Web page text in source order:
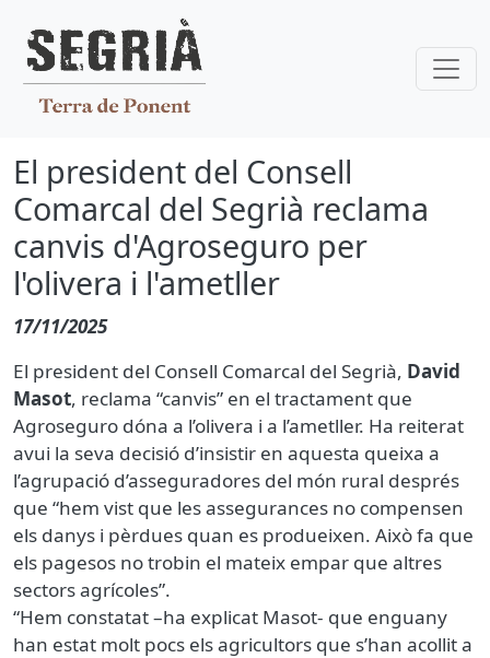
El president del Consell
Comarcal del Segrià reclama
canvis d'Agroseguro per
l'olivera i l'ametller
17/11/2025
El president del Consell Comarcal del Segrià, David
Masot, reclama “canvis” en el tractament que
Agroseguro dóna a l’olivera i a l’ametller. Ha reiterat
avui la seva decisió d’insistir en aquesta queixa a
l’agrupació d’asseguradores del món rural després
que “hem vist que les assegurances no compensen
els danys i pèrdues quan es produeixen. Això fa que
els pagesos no trobin el mateix empar que altres
sectors agrícoles”.
“Hem constatat –ha explicat Masot- que enguany
han estat molt pocs els agricultors que s’han acollit a